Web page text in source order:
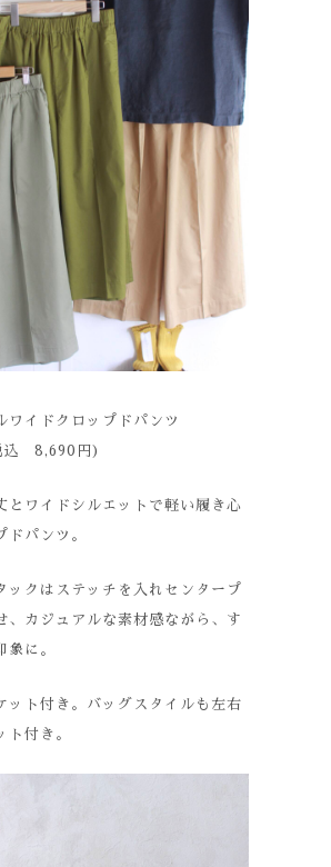
ワイドクロップドパンツ
込 8,690円)
とワイドシルエットで軽い履き心
ドパンツ。
ックはステッチを入れセンタープ
、カジュアルな素材感ながら、す
象に。
ット付き。バッグスタイルも左右
ト付き。